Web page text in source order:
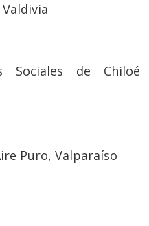
Sociales de Chiloé
Puro, Valparaíso